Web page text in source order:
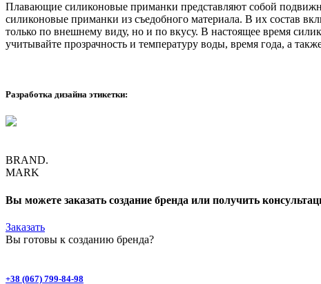
Плавающие силиконовые приманки представляют собой
силиконовые приманки из съедобного материала. В их состав
только по внешнему виду, но и по вкусу. В настоящее время
учитывайте прозрачность и температуру воды, время года, а
Разработка дизайна этикетки:
BRAND.
MARK
Вы можете заказать создание бренда или получить
Заказать
Вы готовы к созданию бренда?
+38 (067) 799-84-98